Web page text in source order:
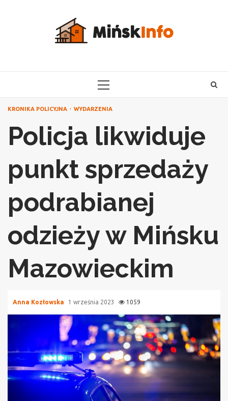
PRIMARY
KRONIKA POLICYJNA WYDARZENIA
Policja likwiduje
punkt sprzedaży
podrabianej
odzieży w Mińsku
Mazowieckim
Anna Kozłowska 1 września 2023 1059